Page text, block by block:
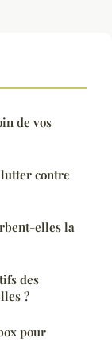
de vos
contre
elles la
des
?
pour